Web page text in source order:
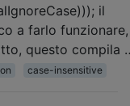
il
a farlo funzionare,
questo compila
case-insensitive